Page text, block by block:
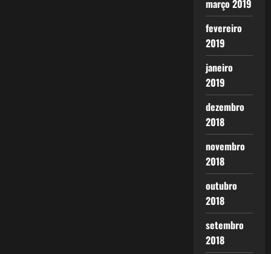
março 2019
fevereiro
2019
janeiro
2019
dezembro
2018
novembro
2018
outubro
2018
setembro
2018